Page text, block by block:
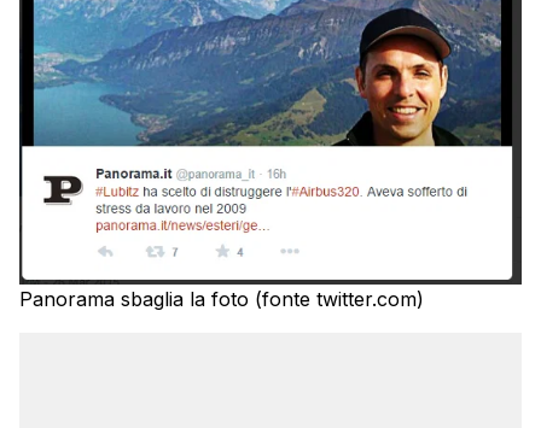
Panorama sbaglia la foto (fonte twitter.com)